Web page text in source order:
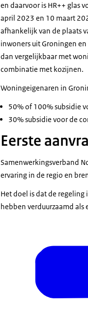
en daarvoor is HR++ glas
april 2023 en 10 maart
afhankelijk van de plaats
inwoners uit Groningen
dan vergelijkbaar met
combinatie met kozijnen.
Woningeigenaren in
50% of 100% subsidie
30% subsidie voor de
Eerste
Samenwerkingsverband
ervaring in de regio en
Het doel is dat de
hebben verduurzaamd als